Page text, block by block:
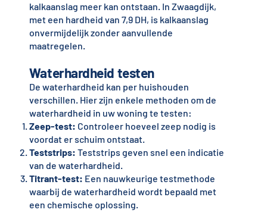
kalkaanslag meer kan ontstaan. In Zwaagdijk,
met een hardheid van 7,9 DH, is kalkaanslag
onvermijdelijk zonder aanvullende
maatregelen.
Waterhardheid testen
De waterhardheid kan per huishouden
verschillen. Hier zijn enkele methoden om de
waterhardheid in uw woning te testen:
Zeep-test: Controleer hoeveel zeep nodig is
voordat er schuim ontstaat.
Teststrips: Teststrips geven snel een indicatie
van de waterhardheid.
Titrant-test: Een nauwkeurige testmethode
waarbij de waterhardheid wordt bepaald met
een chemische oplossing.